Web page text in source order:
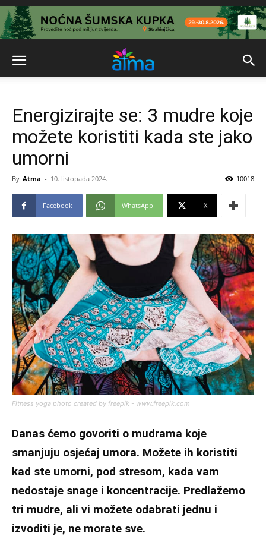
Energizirajte se: 3 mudre koje
možete koristiti kada ste jako
umorni
By Atma - 10. listopada 2024. 10018
Facebook WhatsApp X
Fitness yoga photo created by freepik - www.freepik.com
Danas ćemo govoriti o mudrama koje
smanjuju osjećaj umora. Možete ih koristiti
kad ste umorni, pod stresom, kada vam
nedostaje snage i koncentracije. Predlažemo
tri mudre, ali vi možete odabrati jednu i
izvoditi je, ne morate sve.